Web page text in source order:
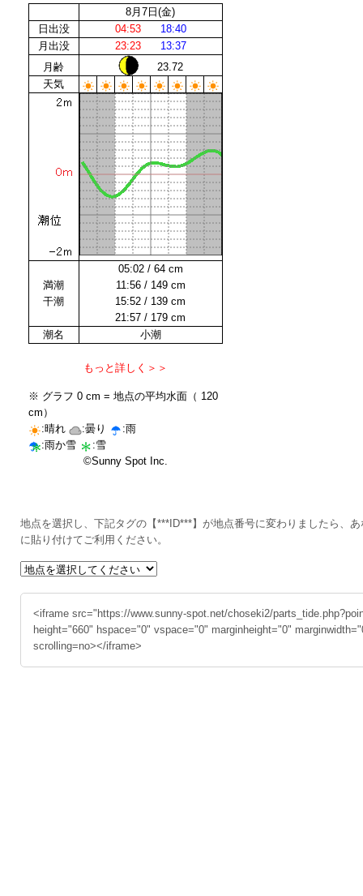
地点を選択し、下記タグの【***ID***】が地点番号に変わりましたら、
に貼り付けてご利用ください。
<iframe src="https://www.sunny-spot.net/choseki2/
height="660" hspace="0" vspace="0" marginheight="0"
scrolling=no></iframe>